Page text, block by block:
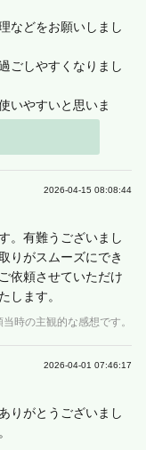
などをお願いしまし
ごしやすくなりまし
いやすいと思いま
す。
2026-04-15 08:08:44
。有難うございまし
りがスムーズにでき
依頼させていただけ
します。
時の主観的な感想です。
2026-04-01 07:46:17
りがとうございまし